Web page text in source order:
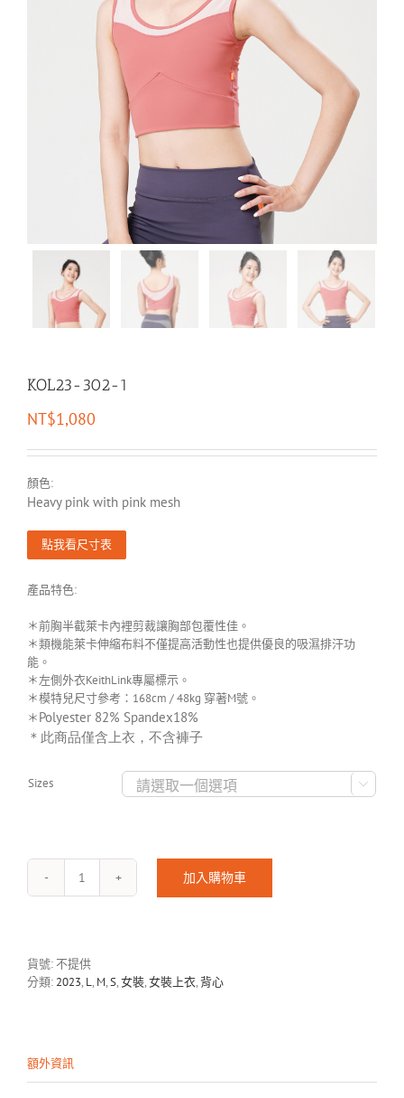
KOL23-302-1
NT$1,080
顏色:
Heavy pink with pink mesh
點我看尺寸表
產品特色:
＊前胸半截萊卡內裡剪裁讓胸部包覆性佳。
＊類機能萊卡伸縮布料不僅提高活動性也提供優良的吸濕排汗功
能。
＊左側外衣KeithLink專屬標示。
＊模特兒尺寸參考：168cm / 48kg 穿著M號。
＊Polyester 82% Spandex18%
＊此商品僅含上衣，不含褲子
Sizes 
KOL23-
量
加入購物車
貨號:不提供
分類: 2023, L, M,S,女裝,女裝上衣,背心
額外資訊